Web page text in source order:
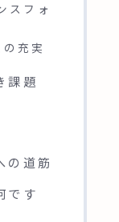
スフォ
充実
課題
の道筋
です